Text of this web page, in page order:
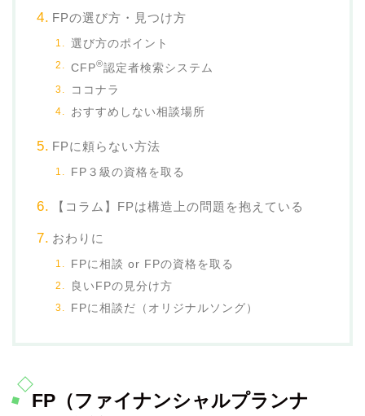
FPの選び方・見つけ方
選び方のポイント
CFP®認定者検索システム
ココナラ
おすすめしない相談場所
FPに頼らない方法
FP３級の資格を取る
【コラム】FPは構造上の問題を抱えている
おわりに
FPに相談 or FPの資格を取る
良いFPの見分け方
FPに相談だ（オリジナルソング）
FP（ファイナンシャルプランナ